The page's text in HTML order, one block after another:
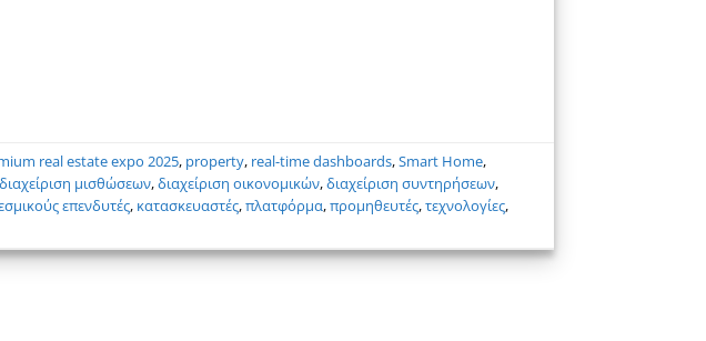
real estate expo 2025, property, real-time dashboards,Smart Home,
διαχείριση μισθώσεων,διαχείριση οικονομικών,διαχείριση συντηρήσεων,
επενδυτές, κατασκευαστές,πλατφόρμα,προμηθευτές,τεχνολογίες,